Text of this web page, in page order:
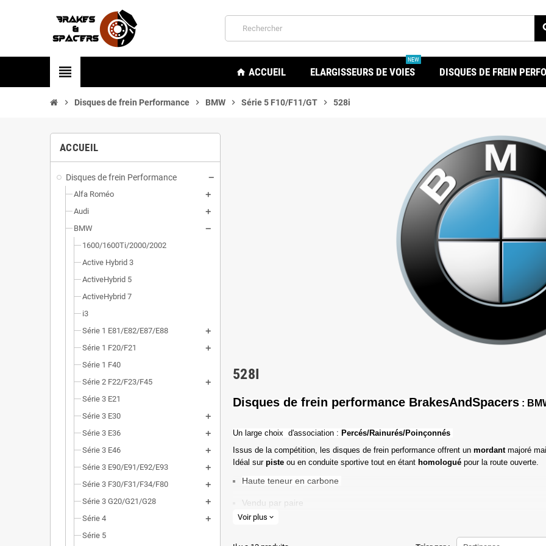
view_headline home ACCUEIL ELARGISSEURS DE VOIES
NEW
DISQUES DE FREIN
chevron_right Disques de frein Performance chevron_right BMW chevron_right Série 5 F10/F11/GT chevron_right 528i
ACCUEIL
Disques de frein Performance
Alfa Roméo
Audi
BMW
1600/1600Ti/2000/2002
Active Hybrid 3
ActiveHybrid 5
ActiveHybrid 7
i3
Série 1 E81/E82/E87/E88
Série 1 F20/F21
Série 1 F40
Série 2 F22/F23/F45
Série 3 E21
Série 3 E30
Série 3 E36
Série 3 E46
Série 3 E90/E91/E92/E93
Série 3 F30/F31/F34/F80
Série 3 G20/G21/G28
Série 4
Série 5
528I
Disques de frein performance BrakesAndSpacers :
Un l arge choix d'association : Percés/Rainurés/Poinçonnés
Issus de la compétition, les disques de frein performance offrent un mordant majoré
Idéal sur piste ou en conduite sportive tout en étant homologué pour la route ouverte.
Haute teneur en carbone
Vendu par paire
Valeur de friction maximale
Voir plus expand_more